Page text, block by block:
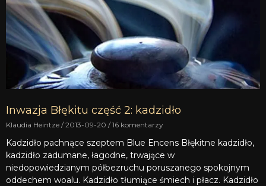
Inwazja Błękitu część 2: kadzidło
Klaudia Heintze 2013-09-20 16 komentarzy
Kadzidło pachnące szeptem Blue Encens Błękitne kadzidło,
kadzidło zadumane, łagodne, trwające w
niedopowiedzianym półbezruchu poruszanego spokojnym
oddechem woalu. Kadzidło tłumiące śmiech i płacz. Kadzidło